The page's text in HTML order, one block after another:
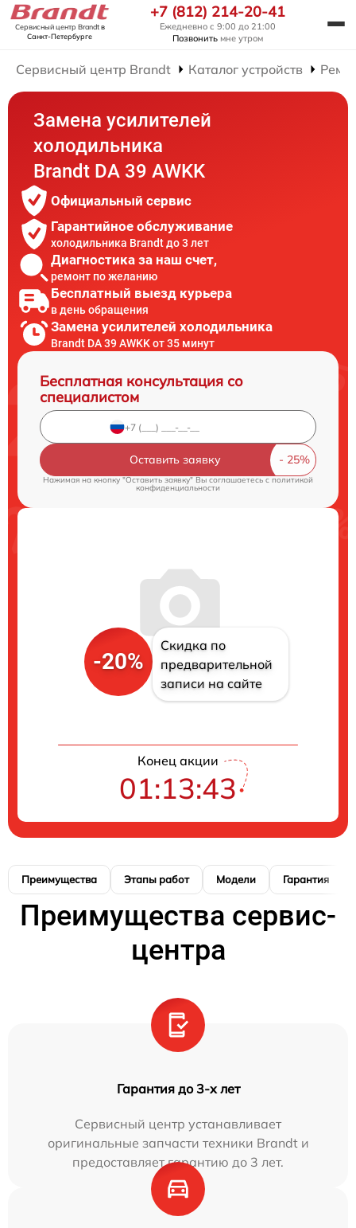
Сервисный центр Brandtв
Санкт-Петербурге
+7 (812) 214-20-41
Ежедневно с 9:00 до 21:00
Позвонить мне утром
Сервисный центр Brandt Каталог устройств
Замена усилителей
холодильника
Brandt DA 39 AWKK
Официальный сервис
Гарантийное обслуживание
холодильника Brandt до 3 лет
Диагностика за наш счет,
ремонт по желанию
Бесплатный выезд курьера
в день обращения
Замена усилителей холодильника
Brandt DA 39 AWKK от 35 минут
Бесплатная консультация со
специалистом
Оставить заявку
Нажимая на кнопку "Оставить заявку" Вы соглашаетесь cполитикой
конфиденциальности
-20%
Скидка по
предварительной
записи на сайте
Конец акции
01:13:42
Преимущества Этапы работ Модели Гарантия
Преимущества сервис-
центра
Гарантия до 3-х лет
Сервисный центр устанавливает
оригинальные запчасти техники Brandt и
предоставляет гарантию до 3 лет.